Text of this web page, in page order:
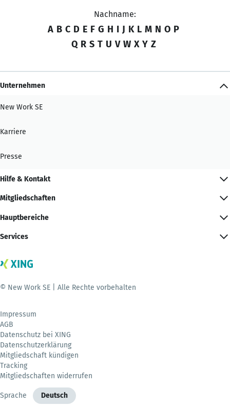
Nachname:
A B C D E F G H I J K L M N O P
Q R S T U V W X Y Z
Unternehmen
New Work SE
Karriere
Presse
Hilfe & Kontakt
Mitgliedschaften
Hauptbereiche
Services
© New Work SE | Alle Rechte vorbehalten
Impressum
AGB
Datenschutz bei XING
Datenschutzerklärung
Mitgliedschaft kündigen
Tracking
Mitgliedschaften widerrufen
Sprache Deutsch